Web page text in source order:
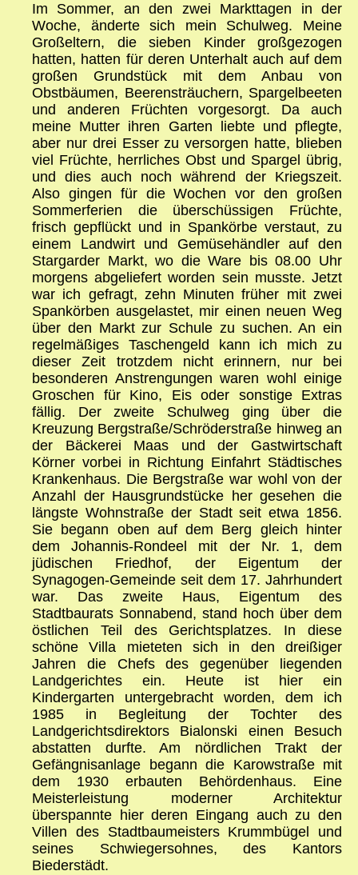
Im Sommer, an den zwei Markttagen in der
Woche, änderte sich mein Schulweg. Meine
Großeltern, die sieben Kinder großgezogen
hatten, hatten für deren Unterhalt auch auf dem
großen Grundstück mit dem Anbau von
Obstbäumen, Beerensträuchern, Spargelbeeten
und anderen Früchten vorgesorgt. Da auch
meine Mutter ihren Garten liebte und pflegte,
aber nur drei Esser zu versorgen hatte, blieben
viel Früchte, herrliches Obst und Spargel übrig,
und dies auch noch während der Kriegszeit.
Also gingen für die Wochen vor den großen
Sommerferien die überschüssigen Früchte,
frisch gepflückt und in Spankörbe verstaut, zu
einem Landwirt und Gemüsehändler auf den
Stargarder Markt, wo die Ware bis 08.00 Uhr
morgens abgeliefert worden sein musste. Jetzt
war ich gefragt, zehn Minuten früher mit zwei
Spankörben ausgelastet, mir einen neuen Weg
über den Markt zur Schule zu suchen. An ein
regelmäßiges Taschengeld kann ich mich zu
dieser Zeit trotzdem nicht erinnern, nur bei
besonderen Anstrengungen waren wohl einige
Groschen für Kino, Eis oder sonstige Extras
fällig. Der zweite Schulweg ging über die
Kreuzung Bergstraße/Schröderstraße hinweg an
der Bäckerei Maas und der Gastwirtschaft
Körner vorbei in Richtung Einfahrt Städtisches
Krankenhaus. Die Bergstraße war wohl von der
Anzahl der Hausgrundstücke her gesehen die
längste Wohnstraße der Stadt seit etwa 1856.
Sie begann oben auf dem Berg gleich hinter
dem Johannis-Rondeel mit der Nr. 1, dem
jüdischen Friedhof, der Eigentum der
Synagogen-Gemeinde seit dem 17. Jahrhundert
war. Das zweite Haus, Eigentum des
Stadtbaurats Sonnabend, stand hoch über dem
östlichen Teil des Gerichtsplatzes. In diese
schöne Villa mieteten sich in den dreißiger
Jahren die Chefs des gegenüber liegenden
Landgerichtes ein. Heute ist hier ein
Kindergarten untergebracht worden, dem ich
1985 in Begleitung der Tochter des
Landgerichtsdirektors Bialonski einen Besuch
abstatten durfte. Am nördlichen Trakt der
Gefängnisanlage begann die Karowstraße mit
dem 1930 erbauten Behördenhaus. Eine
Meisterleistung moderner Architektur
überspannte hier deren Eingang auch zu den
Villen des Stadtbaumeisters Krummbügel und
seines Schwiegersohnes, des Kantors
Biederstädt.